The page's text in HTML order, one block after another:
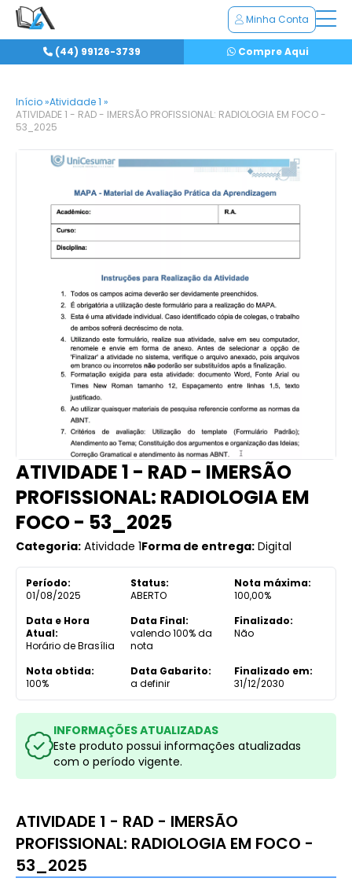
Minha Conta
(44) 99126-3739 Compre Aqui
Início »Atividade 1 »
ATIVIDADE 1 - RAD - IMERSÃO PROFISSIONAL: RADIOLOGIA EM FOCO -
53_2025
ATIVIDADE 1 - RAD - IMERSÃO
PROFISSIONAL: RADIOLOGIA EM
FOCO - 53_2025
Categoria: Atividade 1Forma de entrega: Digital
Período:
01/08/2025
Status:
ABERTO
Nota máxima:
100,00%
Data e Hora
Atual:
Horário de Brasília
Data Final:
valendo 100% da
nota
Finalizado:
Não
Nota obtida:
100%
Data Gabarito:
a definir
Finalizado em:
31/12/2030
INFORMAÇÕES ATUALIZADAS
Este produto possui informações atualizadas
com o período vigente.
ATIVIDADE 1 - RAD - IMERSÃO
PROFISSIONAL: RADIOLOGIA EM FOCO -
53_2025